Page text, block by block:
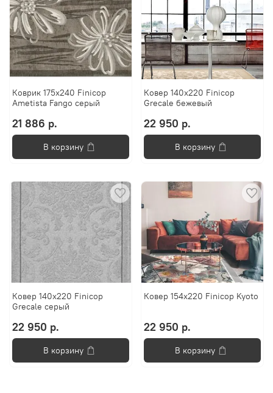
Коврик 175х240 Finicop
Ametista Fango серый
21 886 р.
В корзину
Ковер 140х220 Finicop
Grecale бежевый
22 950 р.
В корзину
Ковер 140х220 Finicop
Grecale серый
22 950 р.
В корзину
Ковер 154х220 Finicop Kyoto
22 950 р.
В корзину